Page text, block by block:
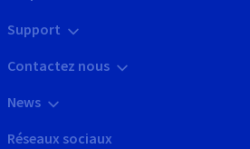
Support
Contactez nous
News
Réseaux sociaux